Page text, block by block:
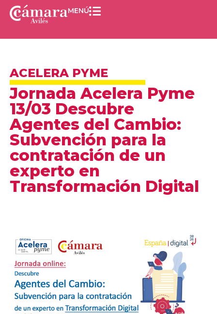
MENÚ
ACELERA PYME
Jornada Acelera Pyme
13/03 Descubre
Agentes del Cambio:
Subvención para la
contratación de un
experto en
Transformación Digital